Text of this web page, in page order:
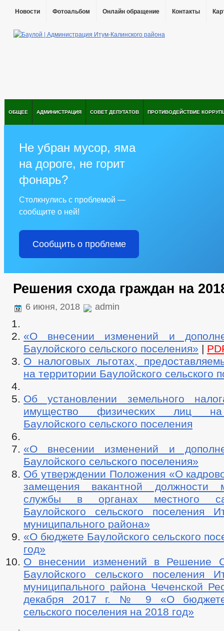
Новости Фотоальбом Онлайн обращение Контакты
ОБЩЕЕ АДМИНИСТРАЦИЯ СОВЕТ ДЕПУТАТОВ ПРОТИВОДЕЙСТВИЕ
Не убран мусор, яма
на дороге, не горит
фонарь?
Столкнулись с проблемой —
сообщите о ней!
Сообщить о проблеме
Решения схода граждан на
6 июня, 2018 admin
«О внесении изменений и
Баулойского сельского поселения» |
О налоговых льготах,
на территории Баулойского сельского
Об установлении земельного
имущество физических лиц на
Баулойского сельского поселения
«О внесении изменений и
Баулойского сельского поселения»
Об утверждении Положения «О
замещения вакантной должности
службы в органах местного
Баулойского сельского поселения
муниципального района»
«О бюджете Баулойского сельского
год»
О внесении изменений в Решение
Баулойского сельского поселения
муниципального района Чеченской
декабря 2017 г. № 9 «О бюджете
сельского поселения на 2018 год»